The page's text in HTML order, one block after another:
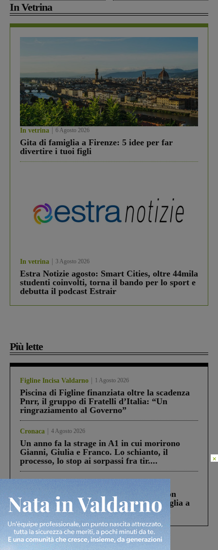
In Vetrina
In vetrina 6 Agosto 2026
Gita di famiglia a Firenze: 5 idee per far
divertire i tuoi figli
In vetrina 3 Agosto 2026
Estra Notizie agosto: Smart Cities, oltre 44mila
studenti coinvolti, torna il bando per lo sport e
debutta il podcast Estrair
Più lette
Figline Incisa Valdarno 1 Agosto 2026
Piscina di Figline finanziata oltre la scadenza
Pnrr, il gruppo di Fratelli d’Italia: “Un
ringraziamento al Governo”
Cronaca 4 Agosto 2026
Un anno fa la strage in A1 in cui morirono
Gianni, Giulia e Franco. Lo schianto, il
processo, lo stop ai sorpassi fra tir....
Scomparso da una struttura di Castiglion
Fiorentino l’uomo che aveva ucciso la figlia a
Levane nel 2020
×